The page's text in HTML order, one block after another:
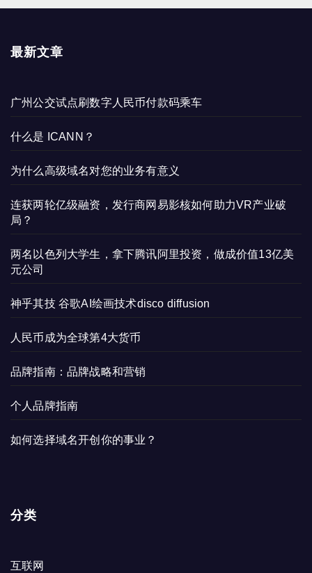
最新文章
广州公交试点刷数字人民币付款码乘车
什么是 ICANN？
为什么高级域名对您的业务有意义
连获两轮亿级融资，发行商网易影核如何助力VR产业破
局？
两名以色列大学生，拿下腾讯阿里投资，做成价值13亿美
元公司
神乎其技 谷歌AI绘画技术disco diffusion
人民币成为全球第4大货币
品牌指南：品牌战略和营销
个人品牌指南
如何选择域名开创你的事业？
分类
互联网